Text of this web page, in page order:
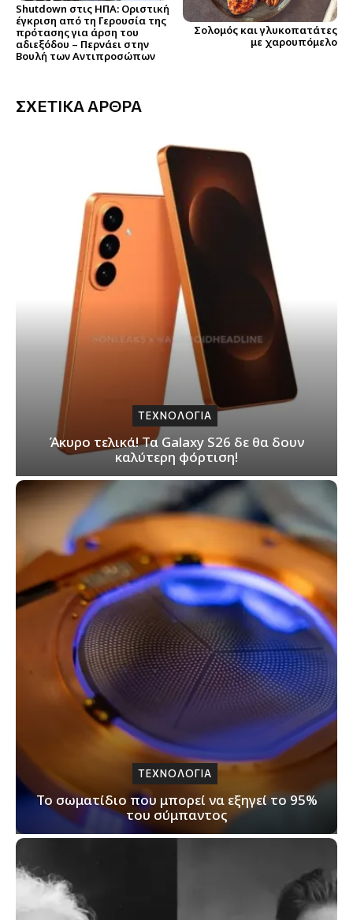
Shutdown στις ΗΠΑ: Οριστική
έγκριση από τη Γερουσία της
πρότασης για άρση του
αδιεξόδου – Περνάει στην
Βουλή των Αντιπροσώπων
Σολομός και γλυκοπατάτες
με χαρουπόμελο
ΣΧΕΤΙΚΑ ΑΡΘΡΑ
ΤΕΧΝΟΛΟΓΙΑ
Άκυρο τελικά! Τα Galaxy S26 δε θα δουν
καλύτερη φόρτιση!
ΤΕΧΝΟΛΟΓΙΑ
Το σωματίδιο που μπορεί να εξηγεί το 95%
του σύμπαντος